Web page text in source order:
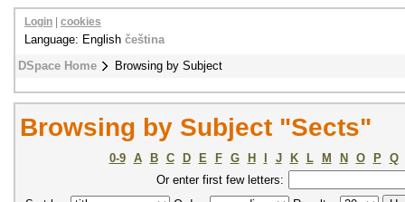
DSpace Home Browsing by Subject
Login cookies
Language: English čeština
Browsing by Subject "Sects"
0-9 A B C D E F G H J K L M N O P
Q
Or enter first few letters: